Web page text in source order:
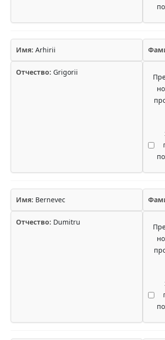
Имя: Arhirii
Отчество: Grigorii
Имя: Bernevec
Отчество: Dumitru